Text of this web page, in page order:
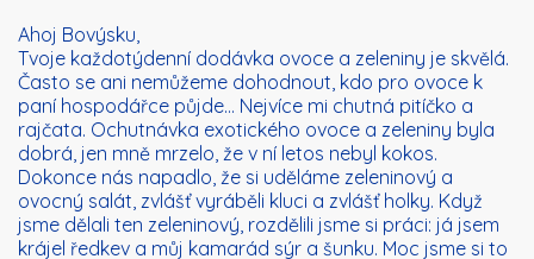
Ahoj Bovýsku,
Tvoje každotýdenní dodávka ovoce a zeleniny je skvělá.
Často se ani nemůžeme dohodnout, kdo pro ovoce k
paní hospodářce půjde… Nejvíce mi chutná pitíčko a
rajčata. Ochutnávka exotického ovoce a zeleniny byla
dobrá, jen mně mrzelo, že v ní letos nebyl kokos.
Dokonce nás napadlo, že si uděláme zeleninový a
ovocný salát, zvlášť vyráběli kluci a zvlášť holky. Když
jsme dělali ten zeleninový, rozdělili jsme si práci: já jsem
krájel ředkev a můj kamarád sýr a šunku. Moc jsme si to